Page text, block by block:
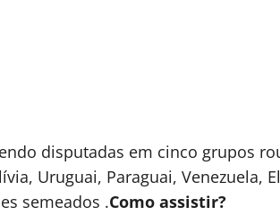
disputadas em cinco grupos
Uruguai, Paraguai, Venezuela,
semeados .Como assistir?